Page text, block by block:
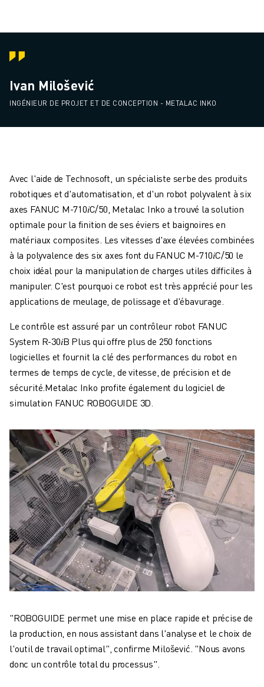
Ivan Milošević
INGÉNIEUR DE PROJET ET DE CONCEPTION - METALAC INKO
Avec l'aide de Technosoft, un spécialiste serbe des produits
robotiques et d'automatisation, et d'un robot polyvalent à six
axes FANUC M-710𝑖C/50, Metalac Inko a trouvé la solution
optimale pour la finition de ses éviers et baignoires en
matériaux composites. Les vitesses d'axe élevées combinées
à la polyvalence des six axes font du FANUC M-710𝑖C/50 le
choix idéal pour la manipulation de charges utiles difficiles à
manipuler. C'est pourquoi ce robot est très apprécié pour les
applications de meulage, de polissage et d'ébavurage.
Le contrôle est assuré par un contrôleur robot FANUC
System R-30𝑖B Plus qui offre plus de 250 fonctions
logicielles et fournit la clé des performances du robot en
termes de temps de cycle, de vitesse, de précision et de
sécurité.Metalac Inko profite également du logiciel de
simulation FANUC ROBOGUIDE 3D.
"ROBOGUIDE permet une mise en place rapide et précise de
la production, en nous assistant dans l'analyse et le choix de
l'outil de travail optimal", confirme Milošević. "Nous avons
donc un contrôle total du processus".